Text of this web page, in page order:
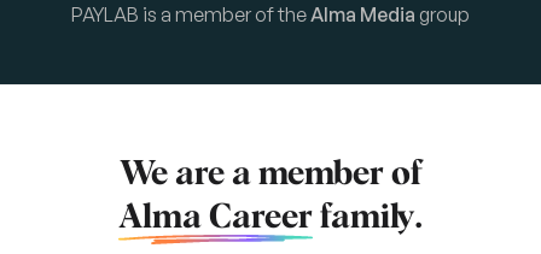
PAYLAB is a member of theAlma Media group
We are a member of
Alma Career family.